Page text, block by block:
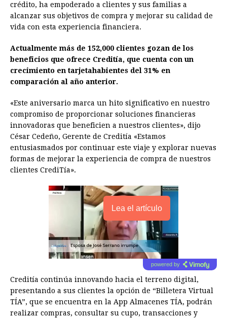
crédito, ha empoderado a clientes y sus familias a
alcanzar sus objetivos de compra y mejorar su calidad de
vida con esta experiencia financiera.
Actualmente más de 152,000 clientes gozan de los
beneficios que ofrece Creditía, que cuenta con un
crecimiento en tarjetahabientes del 31% en
comparación al año anterior.
«Este aniversario marca un hito significativo en nuestro
compromiso de proporcionar soluciones financieras
innovadoras que beneficien a nuestros clientes», dijo
César Cedeño, Gerente de Creditía «Estamos
entusiasmados por continuar este viaje y explorar nuevas
formas de mejorar la experiencia de compra de nuestros
clientes CrediTía».
Lea el artículo
powered by
Creditía continúa innovando hacia el terreno digital,
presentando a sus clientes la opción de “Billetera Virtual
TÍA”, que se encuentra en la App Almacenes TÍA, podrán
realizar compras, consultar su cupo, transacciones y